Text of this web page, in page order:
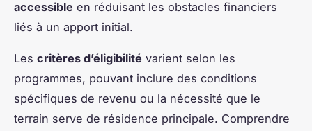
accessible en réduisant les obstacles financiers
liés à un apport initial.
Les critères d’éligibilité varient selon les
programmes, pouvant inclure des conditions
spécifiques de revenu ou la nécessité que le
terrain serve de résidence principale. Comprendre